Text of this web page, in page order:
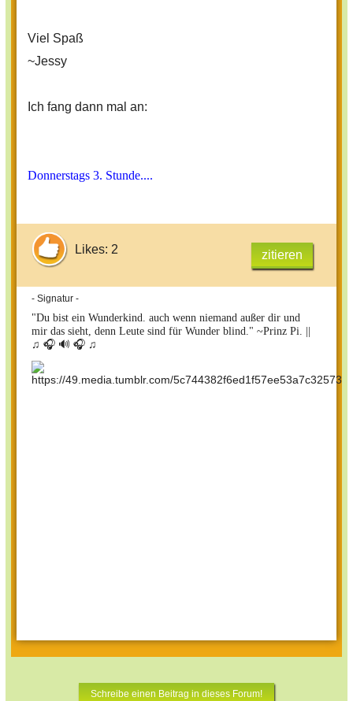
Viel Spaß
~Jessy
Ich fang dann mal an:
Donnerstags 3. Stunde....
Likes: 2 zitieren
- Signatur -
"Du bist ein Wunderkind. auch wenn niemand außer dir und
mir das sieht, denn Leute sind für Wunder blind." ~Prinz Pi. ||
♫ 🎧 🔊 🎧 ♫
Schreibe einen Beitrag in dieses Forum!